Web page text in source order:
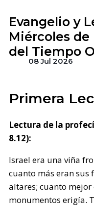
Evangelio y
Miércoles de
del Tiempo
08 Jul 2026
Primera
Lectura de la
8.12):
Israel era una viña
cuanto más eran sus
altares; cuanto
monumentos erigía.